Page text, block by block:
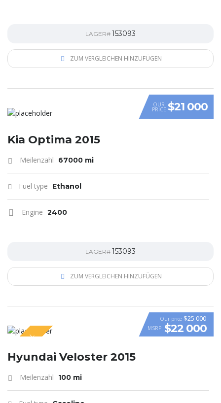
LAGER# 153093
ZUM VERGLEICHEN HINZUFÜGEN
OUR
PRICE $21 000
Kia Optima 2015
Meilenzahl 67000 mi
Fuel type Ethanol
Engine 2400
LAGER# 153093
ZUM VERGLEICHEN HINZUFÜGEN
VIDEO
SPECIAL
Our price $25 000
MSRP $22 000
Hyundai Veloster 2015
Meilenzahl 100 mi